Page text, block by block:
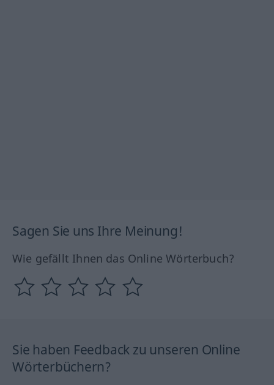
Sagen Sie uns Ihre Meinung!
Wie gefällt Ihnen das Online Wörterbuch?
Sie haben Feedback zu unseren Online
Wörterbüchern?